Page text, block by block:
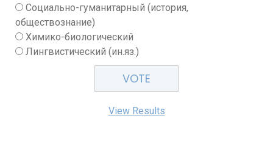
Социально-гуманитарный (история,
обществознание)
Химико-биологический
Лингвистический (ин.яз.)
View Results